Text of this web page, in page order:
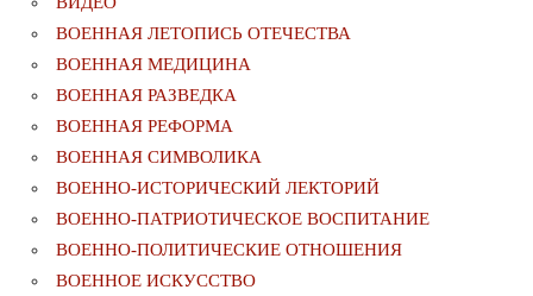
ВОЕННАЯ ЛЕТОПИСЬ ОТЕЧЕСТВА
ВОЕННАЯ МЕДИЦИНА
ВОЕННАЯ РАЗВЕДКА
ВОЕННАЯ РЕФОРМА
ВОЕННАЯ СИМВОЛИКА
ВОЕННО-ИСТОРИЧЕСКИЙ ЛЕКТОРИЙ
ВОЕННО-ПАТРИОТИЧЕСКОЕ ВОСПИТАНИЕ
ВОЕННО-ПОЛИТИЧЕСКИE ОТНОШЕНИЯ
ВОЕННОЕ ИСКУССТВО